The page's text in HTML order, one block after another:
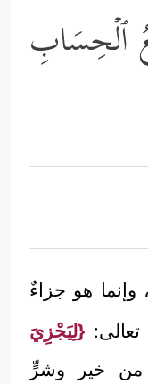
ٱلۡحِسَابِ
، وإنما هو جزاءٌ
{لِيَجْزِيَ
خير وشرٍّ